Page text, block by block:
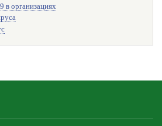
в организациях